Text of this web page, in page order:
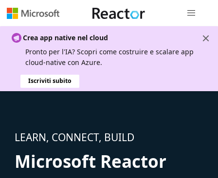
Crea app native nel cloud
Pronto per l'IA? Scopri come costruire e scalare app
cloud-native con Azure.
Iscriviti subito
LEARN, CONNECT, BUILD
Microsoft Reactor